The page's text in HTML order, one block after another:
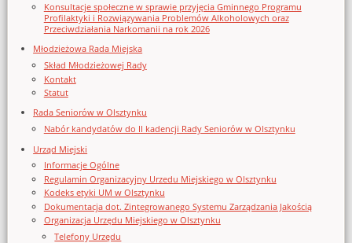
Konsultacje społeczne w sprawie przyjęcia Gminnego Programu
Profilaktyki i Rozwiązywania Problemów Alkoholowych oraz
Przeciwdziałania Narkomanii na rok 2026
Młodzieżowa Rada Miejska
Skład Młodzieżowej Rady
Kontakt
Statut
Rada Seniorów w Olsztynku
Nabór kandydatów do II kadencji Rady Seniorów w Olsztynku
Urząd Miejski
Informacje Ogólne
Regulamin Organizacyjny Urzedu Miejskiego w Olsztynku
Kodeks etyki UM w Olsztynku
Dokumentacja dot. Zintegrowanego Systemu Zarządzania Jakością
Organizacja Urzędu Miejskiego w Olsztynku
Telefony Urzędu